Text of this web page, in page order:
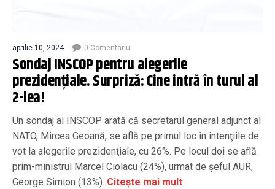
aprilie 10, 2024 0 Comentariu
Sondaj INSCOP pentru alegerile
prezidențiale. Surpriză: Cine intră în turul al
2-lea!
Un sondaj al INSCOP arată că secretarul general adjunct al
NATO, Mircea Geoană, se află pe primul loc în intenţiile de
vot la alegerile prezidenţiale, cu 26%. Pe locul doi se află
prim-ministrul Marcel Ciolacu (24%), urmat de șeful AUR,
George Simion (13%). Citește mai mult